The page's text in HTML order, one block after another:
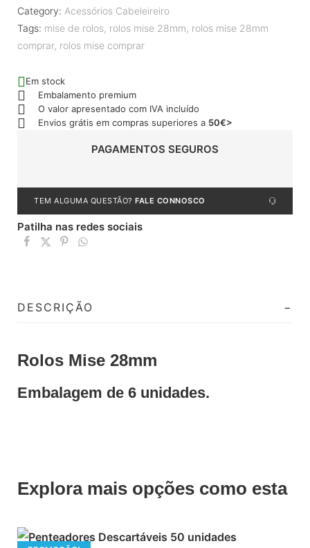
Category: Acessórios Cabeleireiro
Tags: mise de rolos, rolos mise 28mm, rolos mise 28mm
comprar, rolos mise comprar
Em stock
Embalamento premium
O valor apresentado com IVA incluído
Envios grátis em compras superiores a 50€>
PAGAMENTOS SEGUROS
TEM ALGUMA QUESTÃO? FALE CONNOSCO
Patilha nas redes sociais
DESCRIÇÃO
Rolos Mise 28mm
Embalagem de 6 unidades.
Explora mais opções como esta